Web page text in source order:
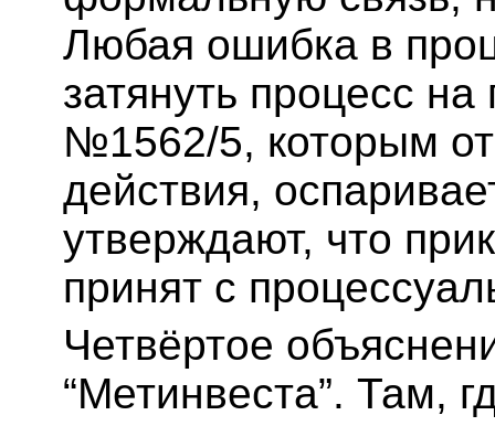
Любая ошибка в
затянуть процесс
№1562/5, которым
действия,
утверждают, что
принят с
Четвёртое
“Метинвеста”. Там,